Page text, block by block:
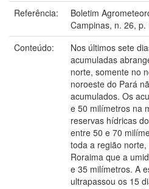
Referência:
Boletim
Campinas, n. 26,
Conteúdo:
Nos últimos sete
acumuladas
norte, somente no
noroeste do Pará
acumulados. Os
e 50 milímetros na
reservas hídricas
entre 50 e 70
toda a região
Roraima que a
e 35 milímetros. A
ultrapassou os 15